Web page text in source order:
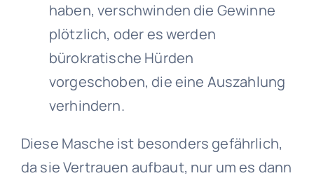
haben, verschwinden die Gewinne
plötzlich, oder es werden
bürokratische Hürden
vorgeschoben, die eine Auszahlung
verhindern.
Diese Masche ist besonders gefährlich,
da sie Vertrauen aufbaut, nur um es dann